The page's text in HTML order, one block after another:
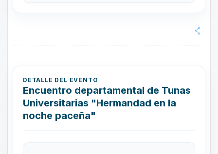
DETALLE DEL EVENTO
Encuentro departamental de Tunas
Universitarias "Hermandad en la
noche paceña"